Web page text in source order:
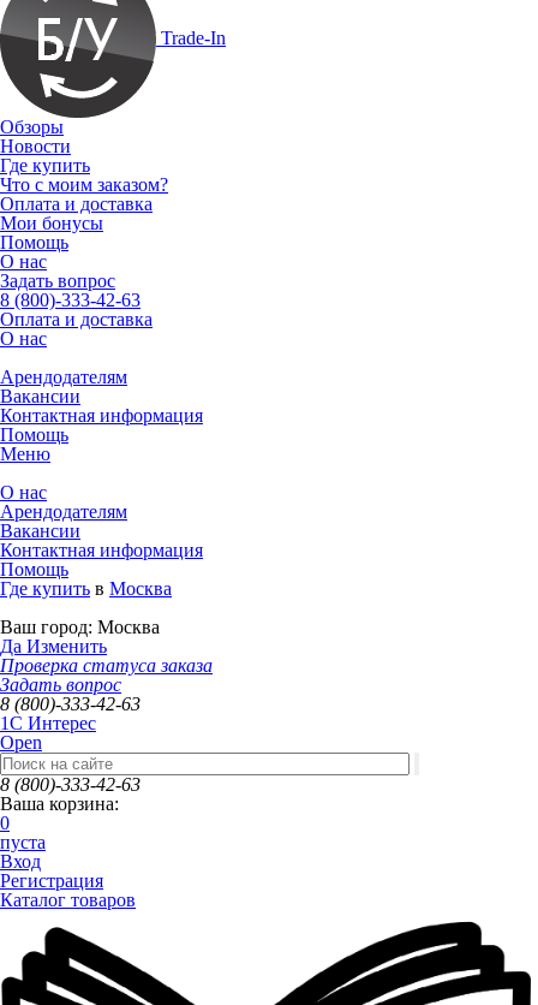
Trade-In
Обзоры
Новости
Где купить
Что с моим заказом?
Оплата и доставка
Мои бонусы
Помощь
О нас
Задать вопрос
8 (800)-333-42-63
Оплата и доставка
О нас
Арендодателям
Вакансии
Контактная информация
Помощь
Меню
О нас
Арендодателям
Вакансии
Контактная информация
Помощь
Где купить в Москва
Ваш город: Москва
Да Изменить
Проверка статуса заказа
Задать вопрос
8 (800)-333-42-63
1C Интерес
Open
8 (800)-333-42-63
Ваша корзина:
0
пуста
Вход
Регистрация
Каталог товаров